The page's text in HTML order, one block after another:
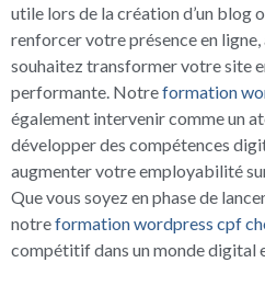
utile lors de la création d’un blog
renforcer votre présence en ligne,
souhaitez transformer votre site
performante. Notreformation
également intervenir comme un
développer des compétences
augmenter votre employabilité
Que vous soyez en phase de
notreformation wordpress cpf
compétitif dans un monde digital